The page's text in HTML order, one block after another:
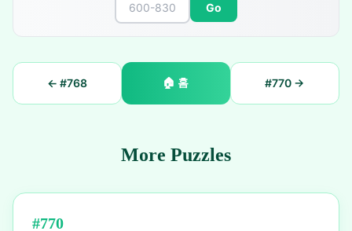
Go
← #768 🏠 홈 #770 →
More Puzzles
#770